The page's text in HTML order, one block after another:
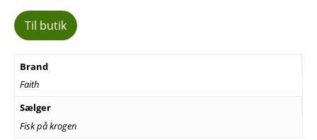
Til butik
Brand
Faith
Sælger
Fisk på krogen